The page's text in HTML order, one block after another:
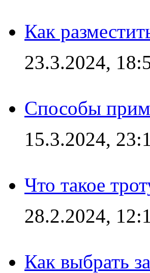
Как
23.3.2024,
Способы
15.3.2024,
Что такое
28.2.2024,
Как выбрать